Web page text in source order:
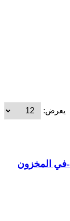
يعرض:
1060 O-Temper Aluminium Foil-في المخزون